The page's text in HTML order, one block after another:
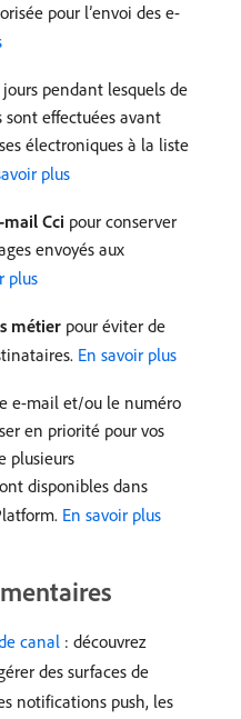
pour l’envoi des e-
pendant lesquels de
effectuées avant
électroniques à la liste
plus
Cci pour conserver
envoyés aux
plus
métier pour éviter de
En savoir plus
e-mail et/ou le numéro
en priorité pour vos
plusieurs
disponibles dans
En savoir plus
canal : découvrez
des surfaces de
notifications push, les